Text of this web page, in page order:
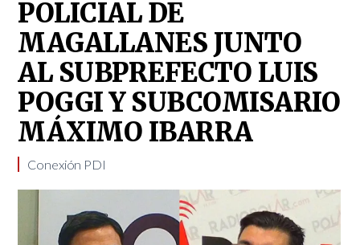
POLICIAL DE
MAGALLANES JUNTO
AL SUBPREFECTO LUIS
POGGI Y SUBCOMISARIO
MÁXIMO IBARRA
Conexión PDI